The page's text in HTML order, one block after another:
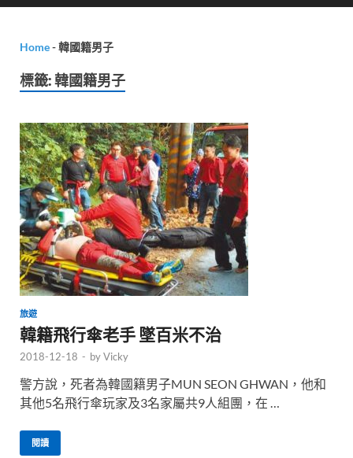
Home-韓國籍男子
標籤:韓國籍男子
旅遊
韓籍飛行傘老手 墜百米不治
2018-12-18 - byVicky
警方說，死者為韓國籍男子MUN SEON GHWAN，他和
其他5名飛行傘玩家及3名家屬共9人組團，在 …
閱讀